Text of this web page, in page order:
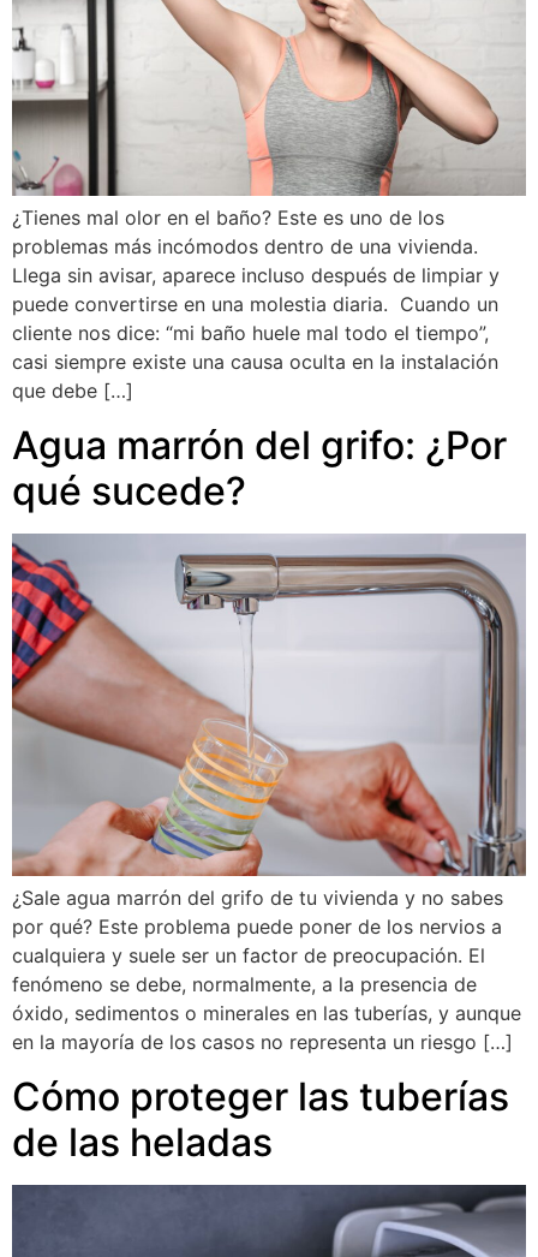
¿Tienes mal olor en el baño? Este es uno de los
problemas más incómodos dentro de una vivienda.
Llega sin avisar, aparece incluso después de limpiar y
puede convertirse en una molestia diaria. Cuando un
cliente nos dice: “mi baño huele mal todo el tiempo”,
casi siempre existe una causa oculta en la instalación
que debe […]
Agua marrón del grifo: ¿Por
qué sucede?
¿Sale agua marrón del grifo de tu vivienda y no sabes
por qué? Este problema puede poner de los nervios a
cualquiera y suele ser un factor de preocupación. El
fenómeno se debe, normalmente, a la presencia de
óxido, sedimentos o minerales en las tuberías, y aunque
en la mayoría de los casos no representa un riesgo […]
Cómo proteger las tuberías
de las heladas